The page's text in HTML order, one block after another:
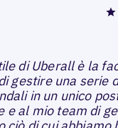
di Uberall è la
gestire una serie
in un unico
e al mio team di